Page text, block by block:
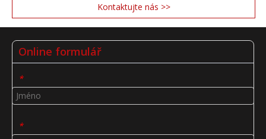
Kontaktujte nás >>
Online formulář
*
*